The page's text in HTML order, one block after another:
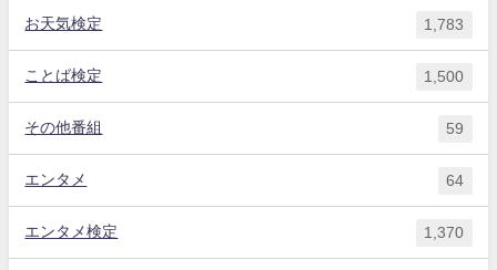
お天気検定 1,783
ことば検定 1,500
その他番組 59
エンタメ 64
エンタメ検定 1,370